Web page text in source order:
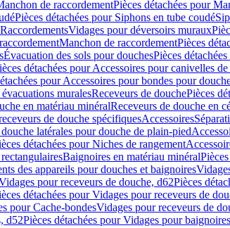
de raccordementPièces détachées pour
Pièces détachées pour Siphons en tube coudé
Vidages pour déversoirs muraux
Manchon de raccordementPièces
Évacuation des sols pour douchesPièces
détachées pour Accessoires pour canivelles
pour Accessoires pour bondes pour
muralesReceveurs de douchePièces
en matériau minéralReceveurs de douche en
de douche spécifiquesAccessoires
latérales pour douche de plain-pied
détachées pour Niches de rangement
Baignoires en matériau minéral
des appareils pour douches et baignoires
pour receveurs de douche, d62Pièces
détachées pour Vidages pour receveurs de
pour Cache-bondesVidages pour receveurs de
d52Pièces détachées pour Vidages pour